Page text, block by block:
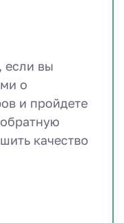
если вы
о
и пройдете
качество